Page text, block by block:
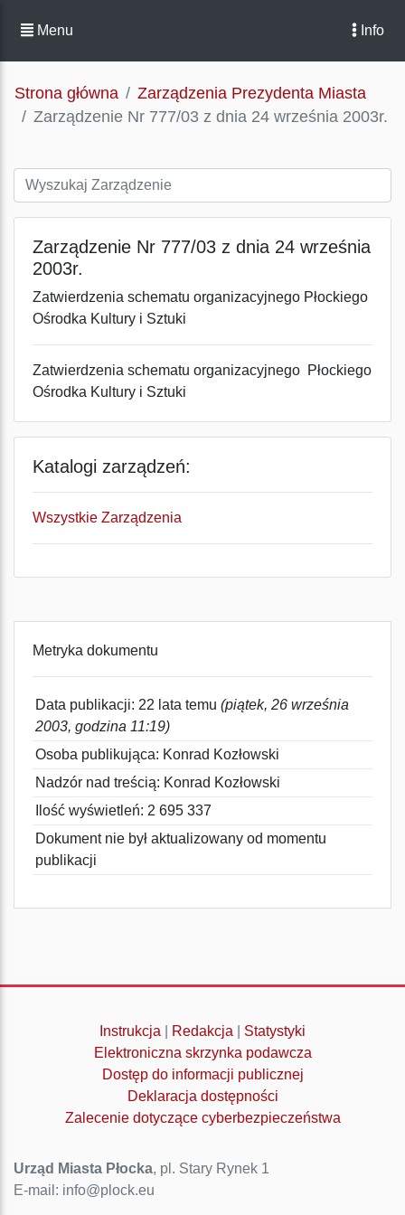
Menu Info
Strona główna
Zarządzenia Prezydenta Miasta
Zarządzenie Nr 777/03 z dnia 24 września 2003r.
Zarządzenie Nr 777/03 z dnia 24 września
2003r.
Zatwierdzenia schematu organizacyjnego Płockiego
Ośrodka Kultury i Sztuki
Zatwierdzenia schematu organizacyjnego Płockiego
Ośrodka Kultury i Sztuki
Katalogi zarządzeń:
Wszystkie Zarządzenia
Metryka dokumentu
Data publikacji: 22 lata temu (piątek, 26 września
2003, godzina 11:19)
Osoba publikująca: Konrad Kozłowski
Nadzór nad treścią: Konrad Kozłowski
Ilość wyświetleń: 2 695 337
Dokument nie był aktualizowany od momentu
publikacji
Instrukcja Redakcja
Statystyki
Elektroniczna skrzynka podawcza
Dostęp do informacji publicznej
Deklaracja dostępności
Zalecenie dotyczące cyberbezpieczeństwa
Urząd Miasta Płocka, pl. Stary Rynek 1
E-mail: info@plock.eu